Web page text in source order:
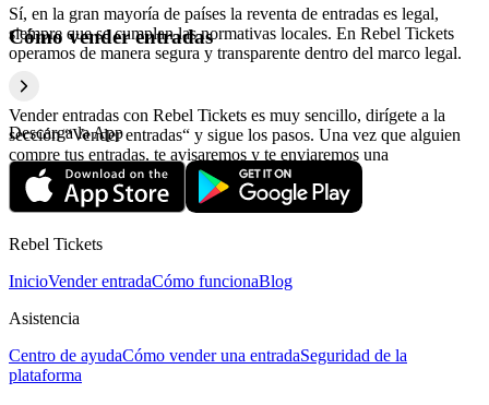
Sí, en la gran mayoría de países la reventa de entradas es legal,
siempre que se cumplan las normativas locales. En Rebel Tickets
operamos de manera segura y transparente dentro del marco legal.
Cómo vender entradas
Vender entradas con Rebel Tickets es muy sencillo, dirígete a la
sección “Vender entradas“ y sigue los pasos. Una vez que alguien
compre tus entradas, te avisaremos y te enviaremos una
confirmación con la información relativa al pago.
Descarga la App
Rebel Tickets
InicioVender entradaCómo funcionaBlog
Asistencia
Centro de ayudaCómo vender una entradaSeguridad de la
plataforma